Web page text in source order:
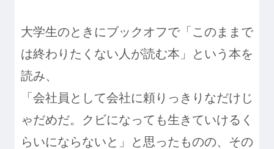
大学生のときにブックオフで「このままで
は終わりたくない人が読む本」という本を
読み、
「会社員として会社に頼りっきりなだけじ
ゃだめだ。クビになっても生きていけるく
らいにならないと」と思ったものの、その